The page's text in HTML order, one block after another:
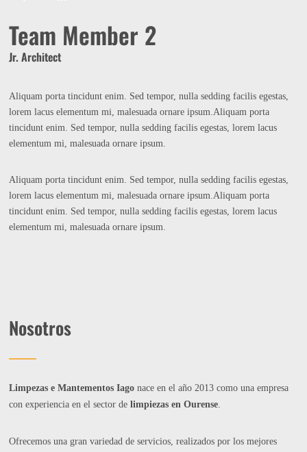
Team Member 2
Jr. Architect
Aliquam porta tincidunt enim. Sed tempor, nulla sedding facilis egestas,
lorem lacus elementum mi, malesuada ornare ipsum.Aliquam porta
tincidunt enim. Sed tempor, nulla sedding facilis egestas, lorem lacus
elementum mi, malesuada ornare ipsum.
Aliquam porta tincidunt enim. Sed tempor, nulla sedding facilis egestas,
lorem lacus elementum mi, malesuada ornare ipsum.Aliquam porta
tincidunt enim. Sed tempor, nulla sedding facilis egestas, lorem lacus
elementum mi, malesuada ornare ipsum.
Nosotros
Limpezas e Mantementos Iago nace en el año 2013 como una empresa
con experiencia en el sector delimpiezas en Ourense.
Ofrecemos una gran variedad de servicios, realizados por los mejores